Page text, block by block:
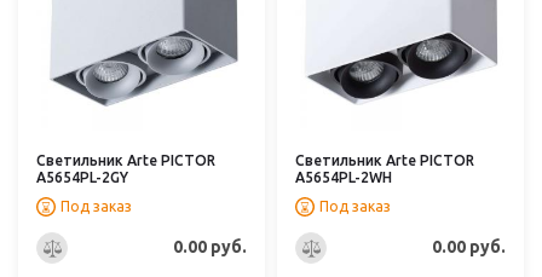
Светильник Arte PICTOR
A5654PL-2GY
Под заказ
0.00 руб.
Светильник Arte PICTOR
A5654PL-2WH
Под заказ
0.00 руб.